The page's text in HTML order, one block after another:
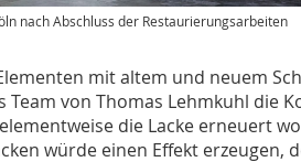
nach Abschluss der Restaurierungsarbeiten
mit altem und neuem
von Thomas Lehmkuhl die
die Lacke erneuert
würde einen Effekt erzeugen,